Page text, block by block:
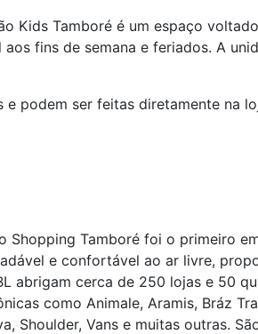
Kids Tamboré é um espaço
fins de semana e feriados. A
e podem ser feitas diretamente na
Shopping Tamboré foi o primeiro
e confortável ao ar livre,
abrigam cerca de 250 lojas e 50
como Animale, Aramis, Bráz
Shoulder, Vans e muitas outras.